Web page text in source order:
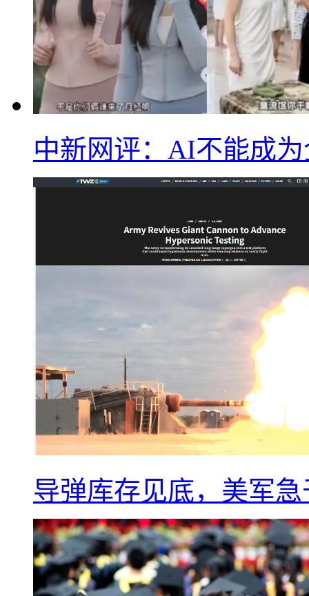
中新网评：AI不能成
导弹库存见底，美军